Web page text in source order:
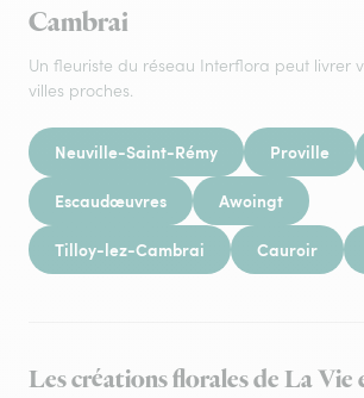
Cambrai
Un fleuriste du réseau Interflora peut livrer
villes proches.
Neuville-Saint-Rémy Proville
Escaudœuvres Awoingt
Tilloy-lez-Cambrai Cauroir
Les créations florales de La Vie